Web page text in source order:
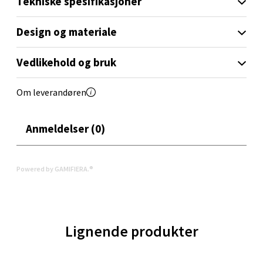
Design og materiale
Vedlikehold og bruk
Om leverandøren
Anmeldelser (0)
Powered by GAMIFIERA.®
Lignende produkter
Torget 1, 6413 Molde
Åpent i dag 10-20
Narvik - Thon Senter Malmporten
Bolagsgata 1, 8514 Narvik